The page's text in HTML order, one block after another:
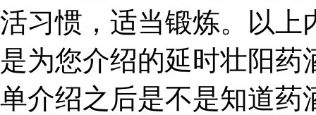
活习惯，适当锻炼。以上
是为您介绍的延时壮阳
单介绍之后是不是知道药